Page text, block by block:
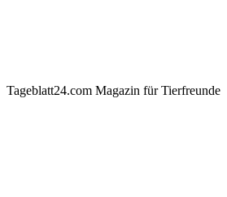
Tageblatt24.com Magazin für Tierfreunde